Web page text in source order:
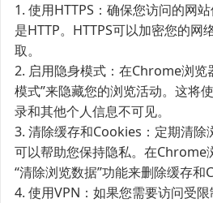
1. 使用HTTPS：确保您访问的网
是HTTP。HTTPS可以加密您的网
取。
2. 启用隐身模式：在Chrome浏览
模式”来隐藏您的浏览活动。这将
录和其他个人信息不可见。
3. 清除缓存和Cookies：定期清除
可以帮助您保持隐私。在Chrome
“清除浏览数据”功能来删除缓存和
4. 使用VPN：如果您需要访问受